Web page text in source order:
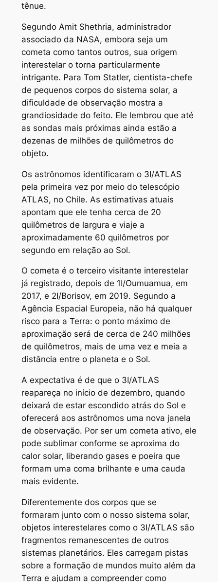
tênue.
Segundo Amit Shethria, administrador
associado da NASA, embora seja um
cometa como tantos outros, sua origem
interestelar o torna particularmente
intrigante. Para Tom Statler, cientista-chefe
de pequenos corpos do sistema solar, a
dificuldade de observação mostra a
grandiosidade do feito. Ele lembrou que até
as sondas mais próximas ainda estão a
dezenas de milhões de quilômetros do
objeto.
Os astrônomos identificaram o 3I/ATLAS
pela primeira vez por meio do telescópio
ATLAS, no Chile. As estimativas atuais
apontam que ele tenha cerca de 20
quilômetros de largura e viaje a
aproximadamente 60 quilômetros por
segundo em relação ao Sol.
O cometa é o terceiro visitante interestelar
já registrado, depois de 1I/Oumuamua, em
2017, e 2I/Borisov, em 2019. Segundo a
Agência Espacial Europeia, não há qualquer
risco para a Terra: o ponto máximo de
aproximação será de cerca de 240 milhões
de quilômetros, mais de uma vez e meia a
distância entre o planeta e o Sol.
A expectativa é de que o 3I/ATLAS
reapareça no início de dezembro, quando
deixará de estar escondido atrás do Sol e
oferecerá aos astrônomos uma nova janela
de observação. Por ser um cometa ativo, ele
pode sublimar conforme se aproxima do
calor solar, liberando gases e poeira que
formam uma coma brilhante e uma cauda
mais evidente.
Diferentemente dos corpos que se
formaram junto com o nosso sistema solar,
objetos interestelares como o 3I/ATLAS são
fragmentos remanescentes de outros
sistemas planetários. Eles carregam pistas
sobre a formação de mundos muito além da
Terra e ajudam a compreender como